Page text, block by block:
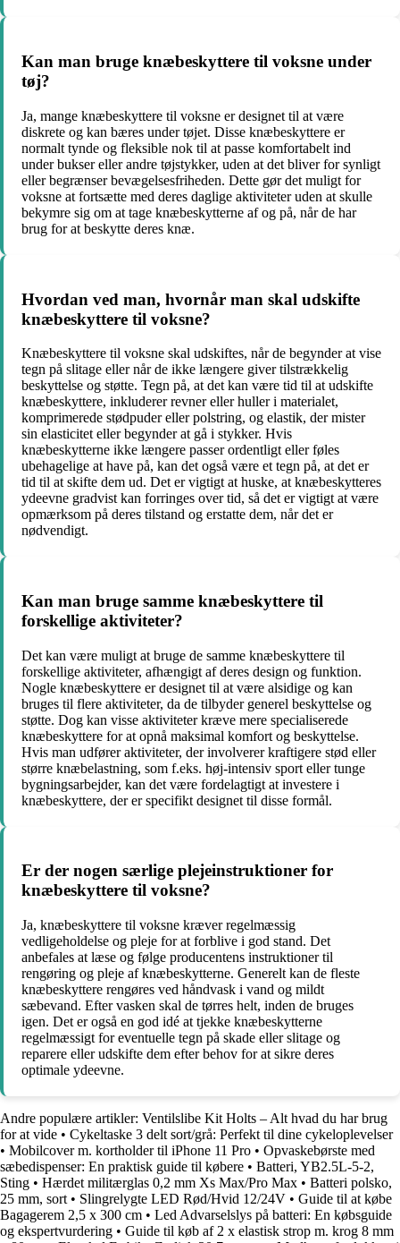
Kan man bruge knæbeskyttere til voksne under
tøj?
Ja, mange knæbeskyttere til voksne er designet til at være
diskrete og kan bæres under tøjet. Disse knæbeskyttere er
normalt tynde og fleksible nok til at passe komfortabelt ind
under bukser eller andre tøjstykker, uden at det bliver for synligt
eller begrænser bevægelsesfriheden. Dette gør det muligt for
voksne at fortsætte med deres daglige aktiviteter uden at skulle
bekymre sig om at tage knæbeskytterne af og på, når de har
brug for at beskytte deres knæ.
Hvordan ved man, hvornår man skal udskifte
knæbeskyttere til voksne?
Knæbeskyttere til voksne skal udskiftes, når de begynder at vise
tegn på slitage eller når de ikke længere giver tilstrækkelig
beskyttelse og støtte. Tegn på, at det kan være tid til at udskifte
knæbeskyttere, inkluderer revner eller huller i materialet,
komprimerede stødpuder eller polstring, og elastik, der mister
sin elasticitet eller begynder at gå i stykker. Hvis
knæbeskytterne ikke længere passer ordentligt eller føles
ubehagelige at have på, kan det også være et tegn på, at det er
tid til at skifte dem ud. Det er vigtigt at huske, at knæbeskytteres
ydeevne gradvist kan forringes over tid, så det er vigtigt at være
opmærksom på deres tilstand og erstatte dem, når det er
nødvendigt.
Kan man bruge samme knæbeskyttere til
forskellige aktiviteter?
Det kan være muligt at bruge de samme knæbeskyttere til
forskellige aktiviteter, afhængigt af deres design og funktion.
Nogle knæbeskyttere er designet til at være alsidige og kan
bruges til flere aktiviteter, da de tilbyder generel beskyttelse og
støtte. Dog kan visse aktiviteter kræve mere specialiserede
knæbeskyttere for at opnå maksimal komfort og beskyttelse.
Hvis man udfører aktiviteter, der involverer kraftigere stød eller
større knæbelastning, som f.eks. høj-intensiv sport eller tunge
bygningsarbejder, kan det være fordelagtigt at investere i
knæbeskyttere, der er specifikt designet til disse formål.
Er der nogen særlige plejeinstruktioner for
knæbeskyttere til voksne?
Ja, knæbeskyttere til voksne kræver regelmæssig
vedligeholdelse og pleje for at forblive i god stand. Det
anbefales at læse og følge producentens instruktioner til
rengøring og pleje af knæbeskytterne. Generelt kan de fleste
knæbeskyttere rengøres ved håndvask i vand og mildt
sæbevand. Efter vasken skal de tørres helt, inden de bruges
igen. Det er også en god idé at tjekke knæbeskytterne
regelmæssigt for eventuelle tegn på skade eller slitage og
reparere eller udskifte dem efter behov for at sikre deres
optimale ydeevne.
Andre populære artikler: Ventilslibe Kit Holts – Alt hvad du har brug
for at vide • Cykeltaske 3 delt sort/grå: Perfekt til dine cykeloplevelser
• Mobilcover m. kortholder til iPhone 11 Pro • Opvaskebørste med
sæbedispenser: En praktisk guide til købere • Batteri, YB2.5L-5-2,
Sting • Hærdet militærglas 0,2 mm Xs Max/Pro Max • Batteri polsko,
25 mm, sort • Slingrelygte LED Rød/Hvid 12/24V • Guide til at købe
Bagagerem 2,5 x 300 cm • Led Advarselslys på batteri: En købsguide
og ekspertvurdering • Guide til køb af 2 x elastisk strop m. krog 8 mm